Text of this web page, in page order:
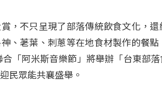
，不只呈現了部落傳統飲食文化，
、荖葉、刺蔥等在地食材製作的餐
「阿米斯音樂節」將舉辦「台東部
民眾能共襄盛舉。